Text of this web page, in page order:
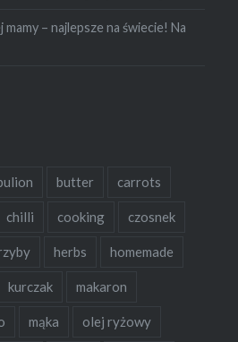
– najlepsze na świecie! Na
butter carrots
chilli cooking czosnek
herbs homemade
kurczak makaron
mąka olej ryżowy